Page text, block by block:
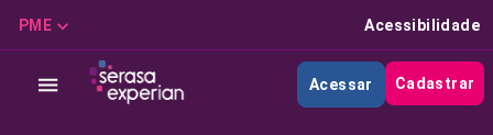
PME Acessibilidade
Acessar Cadastrar